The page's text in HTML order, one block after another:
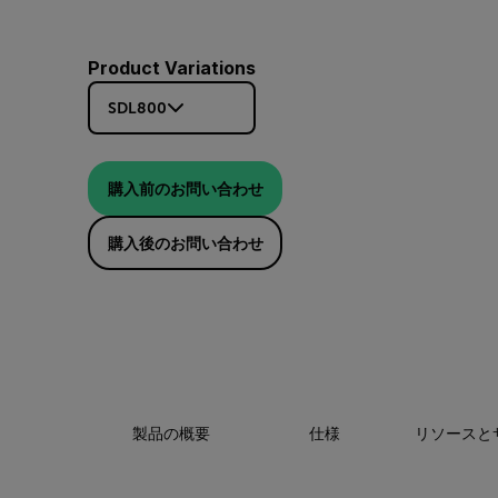
Product Variations
SDL800
購入前のお問い合わせ
購入後のお問い合わせ
製品の概要 仕様 リソースと